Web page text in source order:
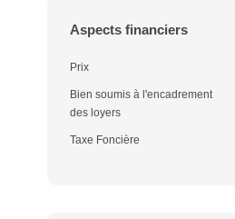
Aspects financiers
Prix
Bien soumis à l'encadrement
des loyers
Taxe Foncière